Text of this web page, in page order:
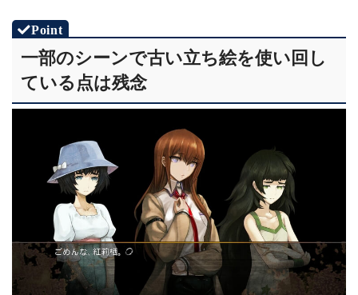
一部のシーンで古い立ち絵を使い回し
ている点は残念